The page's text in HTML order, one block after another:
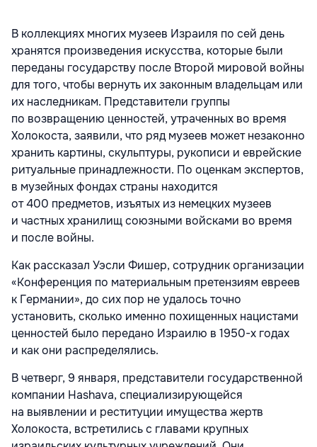
В коллекциях многих музеев Израиля по сей день
хранятся произведения искусства, которые были
переданы государству после Второй мировой войны
для того, чтобы вернуть их законным владельцам или
их наследникам. Представители группы
по возвращению ценностей, утраченных во время
Холокоста, заявили, что ряд музеев может незаконно
хранить картины, скульптуры, рукописи и еврейские
ритуальные принадлежности. По оценкам экспертов,
в музейных фондах страны находится
от 400 предметов, изъятых из немецких музеев
и частных хранилищ союзными войсками во время
и после войны.
Как рассказал Уэсли Фишер, сотрудник организации
«Конференция по материальным претензиям евреев
к Германии», до сих пор не удалось точно
установить, сколько именно похищенных нацистами
ценностей было передано Израилю в 1950-х годах
и как они распределялись.
В четверг, 9 января, представители государственной
компании Hashava, специализирующейся
на выявлении и реституции имущества жертв
Холокоста, встретились с главами крупных